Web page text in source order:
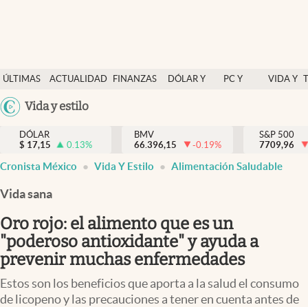
ÚLTIMAS
NOTICIAS
ACTUALIDAD
FINANZAS
DÓLAR Y
PC Y
VIDA Y
México
USA
Vida y estilo
Actualidad
Finanzas y economía
Dólar y mercados
Pc y celular
Vida y estilo
Tv
DÓLAR
$ 17,15 0.13%
BMV
66.396,15
-0.19%
S&P 500
7709,96
Cronista México Vida Y Estilo Alimentación Saludable
Vida sana
Oro rojo: el alimento que es un
"poderoso antioxidante" y ayuda a
prevenir muchas enfermedades
Estos son los beneficios que aporta a la salud el consumo
de licopeno y las precauciones a tener en cuenta antes de